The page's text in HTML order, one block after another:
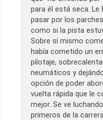
para él está seca. Le
pasar por los
como si la pista
Sobre sí mismo
había cometido un
pilotaje,
neumáticos y
opción de poder
vuelta rápida que le
mejor. Se ve
primeros de la